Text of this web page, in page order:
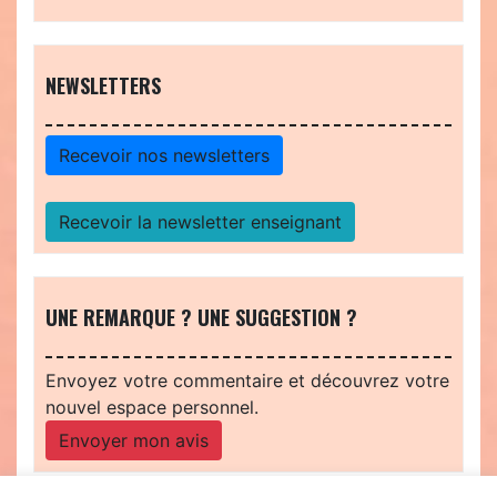
NEWSLETTERS
Recevoir nos newsletters
Recevoir la newsletter enseignant
UNE REMARQUE ? UNE SUGGESTION ?
Envoyez votre commentaire et découvrez votre
nouvel espace personnel.
Envoyer mon avis